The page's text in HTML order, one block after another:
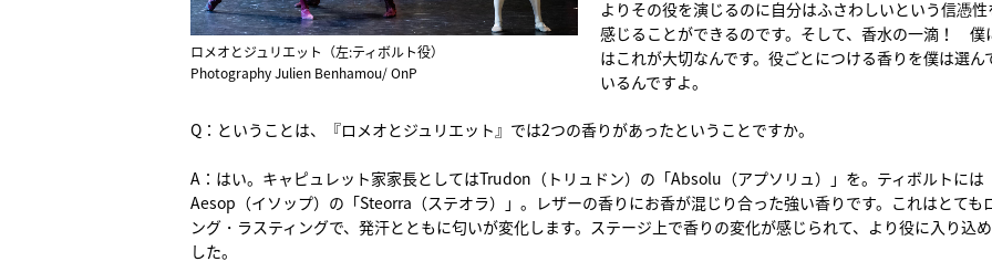
ロメオとジュリエット（左:ティボルト役）
Photography Julien Benhamou/ OnP
よりその役を演じるのに自分はふさわしいという信憑性
感じることができるのです。そして、香水の一滴！ 僕
はこれが大切なんです。役ごとにつける香りを僕は選ん
いるんですよ。
Q：ということは、『ロメオとジュリエット』では2つの香りがあったということですか。
A：はい。キャピュレット家家長としてはTrudon（トリュドン）の「Absolu（アプソリュ）」を。ティボルトには
Aesop（イソップ）の「Steorra（ステオラ）」。レザーの香りにお香が混じり合った強い香りです。これはとても
ング・ラスティングで、発汗とともに匂いが変化します。ステージ上で香りの変化が感じられて、より役に入り込
した。